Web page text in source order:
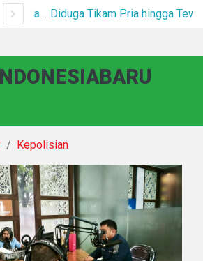
*Polsek Binjai Gandeng TNI dan Kepala Desa Grebek Sarang Narkoba* Diduga Tikam Pria hingga Tewas di Plaza Kabanjahe, Pelaku Diamankan Beberapa Menit Setelah Kejadian
Kepolisian